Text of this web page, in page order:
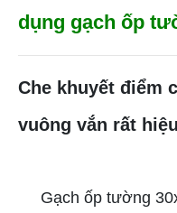
dụng gạch ốp
Che khuyết điểm
vuông vắn rất
Gạch ốp tường